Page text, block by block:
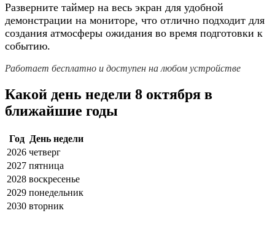
Разверните таймер на весь экран для удобной
демонстрации на мониторе, что отлично подходит для
создания атмосферы ожидания во время подготовки к
событию.
Работает бесплатно и доступен на любом устройстве
Какой день недели 8 октября в
ближайшие годы
Год
День недели
2026 четверг
2027 пятница
2028 воскресенье
2029 понедельник
2030 вторник